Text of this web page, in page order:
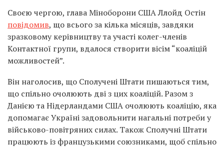
Своєю чергою, глава Міноборони США Ллойд Остін
повідомив, що всього за кілька місяців, завдяки
зразковому керівництву та участі колег-членів
Контактної групи, вдалося створити вісім “коаліцій
можливостей”.
Він наголосив, що Сполучені Штати пишаються тим,
що спільно очолюють дві з цих коаліцій. Разом з
Данією та Нідерландами США очолюють коаліцію, яка
допомагає Україні задовольнити нагальні потреби у
військово-повітряних силах. Також Сполучні Штати
працюють із французькими союзниками, щоб спільно